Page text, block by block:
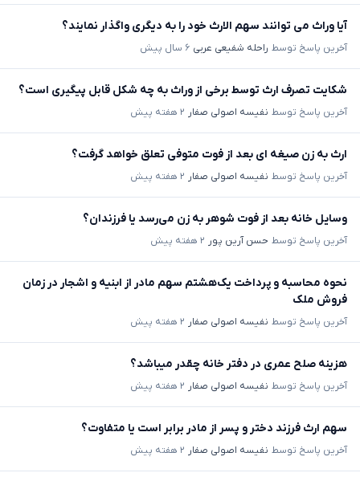
آیا وراث می توانند سهم الارث خود را به دیگری واگذار نمایند؟
آخرین پاسخ توسط راحله شفیعی عربی ۶ سال پیش
شکایت تصرف ارث توسط برخی از وراث به چه شکل قابل پیگیری است؟
آخرین پاسخ توسط نفیسه اصولی صفار ۲ هفته پیش
ارث به زن صیغه ای بعد از فوت متوفی تعلق خواهد گرفت؟
آخرین پاسخ توسط نفیسه اصولی صفار ۲ هفته پیش
وسایل خانه بعد از فوت شوهر به زن می‌رسد یا فرزندان؟
آخرین پاسخ توسط حسن آرین پور ۲ هفته پیش
نحوه محاسبه و پرداخت یک‌هشتم سهم مادر از ابنیه و اشجار در زمان
فروش ملک
آخرین پاسخ توسط نفیسه اصولی صفار ۲ هفته پیش
هزینه صلح عمری در دفتر خانه چقدر میباشد؟
آخرین پاسخ توسط نفیسه اصولی صفار ۲ هفته پیش
سهم ارث فرزند دختر و پسر از مادر برابر است یا متفاوت؟
آخرین پاسخ توسط نفیسه اصولی صفار ۲ هفته پیش